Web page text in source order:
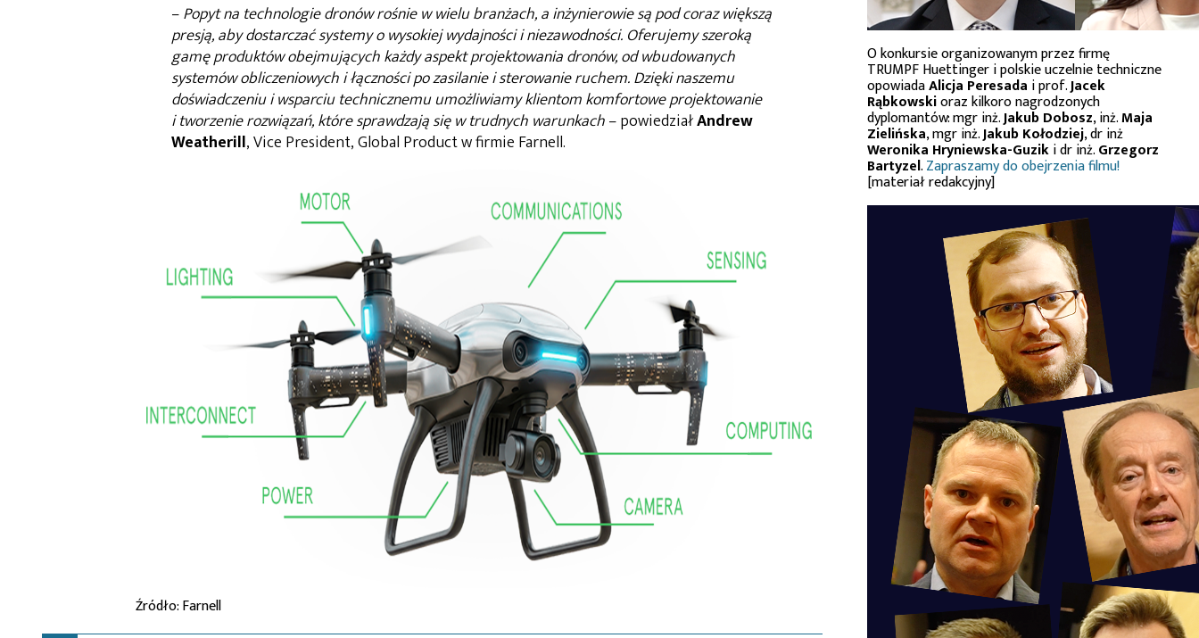
–Popyt na technologie dronów rośnie w wielu branżach, a inżynierowie są pod coraz większą
presją, aby dostarczać systemy o wysokiej wydajności i niezawodności. Oferujemy szeroką
gamę produktów obejmujących każdy aspekt projektowania dronów, od wbudowanych
systemów obliczeniowych i łączności po zasilanie i sterowanie ruchem. Dzięki naszemu
doświadczeniu i wsparciu technicznemu umożliwiamy klientom komfortowe projektowanie
i tworzenie rozwiązań, które sprawdzają się w trudnych warunkach– powiedziałAndrew
Weatherill, Vice President, Global Product w firmie Farnell.
Źródło: Farnell
O konkursie organizowanym przez firmę
TRUMPF Huettinger i polskie uczelnie techniczne
opowiadaAlicja Peresada i prof.Jacek
Rąbkowskioraz kilkoro nagrodzonych
dyplomantów: mgr inż.Jakub Dobosz, inż.Maja
Zielińska, mgr inż.Jakub Kołodziej, dr inż
Weronika Hryniewska-Guziki dr inż.Grzegorz
Bartyzel.Zapraszamy do obejrzenia filmu!
[materiał redakcyjny]